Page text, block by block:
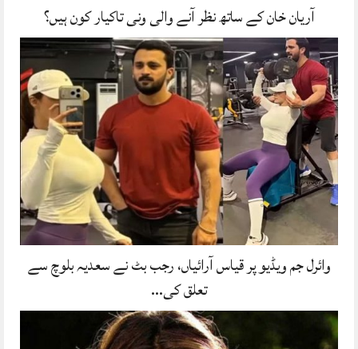
آریان خان کے ساتھ نظر آنے والی ونی تاکیار کون ہیں؟
وائرل جم ویڈیو پر قیاس آرائیاں، رجب بٹ نے سعدیہ بلوچ سے
تعلق کی…